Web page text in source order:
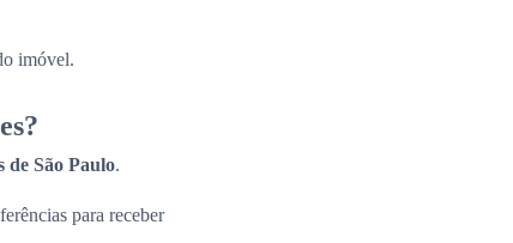
imóvel.
de São Paulo.
para receber